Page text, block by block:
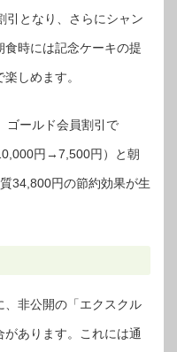
引となり、さらにシャン
時には記念ケーキの提
しめます。
ゴールド会員割引で
円→7,500円）と朝
34,800円の節約効果が生
、非公開の「エクスクル
あります。これには通